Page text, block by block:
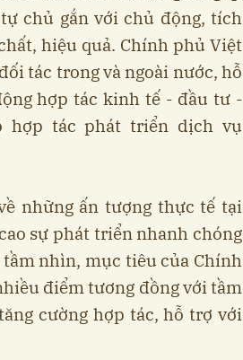
chủ gắn với chủ động, tích
hiệu quả. Chính phủ Việt
tác trong và ngoài nước, hỗ
hợp tác kinh tế - đầu tư -
hợp tác phát triển dịch vụ
những ấn tượng thực tế tại
sự phát triển nhanh chóng
nhìn, mục tiêu của Chính
điểm tương đồng với tầm
cường hợp tác, hỗ trợ với